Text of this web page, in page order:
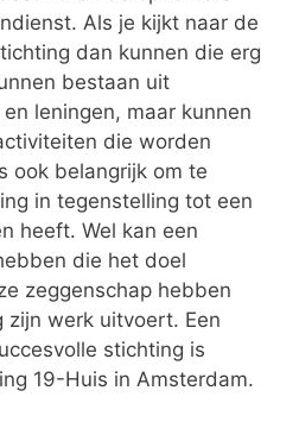
Als je kijkt naar de
dan kunnen die erg
bestaan uit
leningen, maar kunnen
die worden
ook belangrijk om te
in tegenstelling tot een
heeft. Wel kan een
die het doel
zeggenschap hebben
zijn werk uitvoert. Een
stichting is
19-Huis in Amsterdam.